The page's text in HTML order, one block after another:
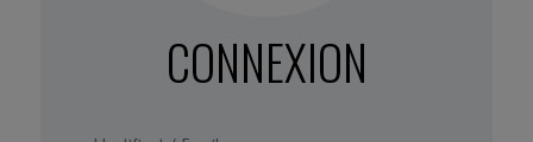
vertigineux, portant un boa à plumes.
CONNEXION